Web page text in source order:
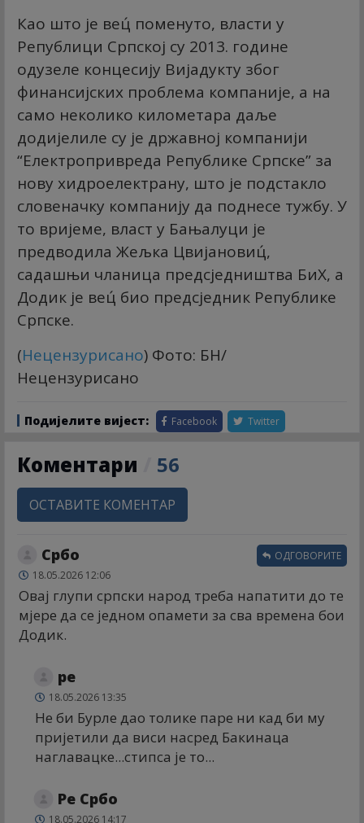
Као што је вец́ поменуто, власти у
Републици Српској су 2013. године
одузеле концесију Вијадукту због
финансијских проблема компаније, а на
само неколико километара даље
додијелиле су је државној компанији
“Електропривреда Републике Српске” за
нову хидроелектрану, што је подстакло
словеначку компанију да поднесе тужбу. У
то вријеме, власт у Бањалуци је
предводила Жељка Цвијановиц́,
садашњи чланица предсједништва БиХ, а
Додик је вец́ био предсједник Републике
Српске.
(Нецензурисано) Фото: БН/
Нецензурисано
Подијелите вијест: Facebook Twitter
Коментари 56
ОСТАВИТЕ КОМЕНТАР
Србо
18.05.2026 12:06
Овај глупи српски народ треба напатити до те
мјере да се једном опамети за сва времена бои
Додик.
ОДГОВОРИТЕ
ре
18.05.2026 13:35
Не би Бурле дао толике паре ни кад би му
пријетили да виси насред Бакинаца
наглавацке...стипса је то...
Ре Србо
18.05.2026 14:17